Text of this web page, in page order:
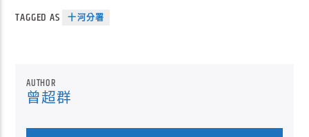
TAGGED AS 十河分署
AUTHOR
曾超群